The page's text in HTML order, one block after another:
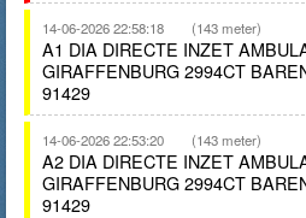
14-06-2026 22:58:18 (143 meter)
A1 DIA DIRECTE INZET
GIRAFFENBURG 2994CT
91429
14-06-2026 22:53:20 (143 meter)
A2 DIA DIRECTE INZET
GIRAFFENBURG 2994CT
91429